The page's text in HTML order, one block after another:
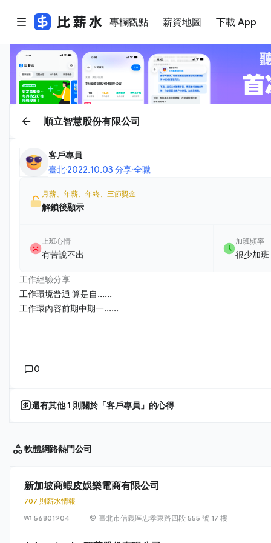
專欄觀點 薪資地圖 下載 App
順立智慧股份有限公司
客戶專員
臺北·2022.10.03 分享·全職
月薪、年薪、年終、三節獎金
解鎖後顯示
上班心情
有苦說不出
加班頻率
很少加班
工作經驗分享
工作環境普通 算是自......
工作環內容前期中期一......
0
還有其他1 則關於「客戶專員 」的心得
軟體網路熱門公司
新加坡商蝦皮娛樂電商有限公司
707 則薪水情報
56801904
臺北市信義區忠孝東路四段 555 號 17 樓